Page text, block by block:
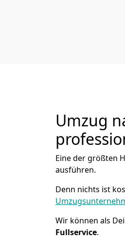
Umzug
Eine der größten
ausführen.
Denn nichts ist
Wir können als
Fullservice.